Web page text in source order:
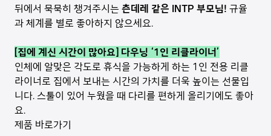
뒤에서 묵묵히 챙겨주시는 츤데레 같은 INTP 부모님! 규율
과 체계를 별로 좋아하지 않으세요.
[집에 계신 시간이 많아요] 다우닝 ‘1인 리클라이너’
인체에 알맞은 각도로 휴식을 가능하게 하는 1인 전용 리클
라이너로 집에서 보내는 시간의 가치를 더욱 높이는 선물입
니다. 스툴이 있어 누웠을 때 다리를 편하게 올리기에도 좋아
요.
제품 바로가기